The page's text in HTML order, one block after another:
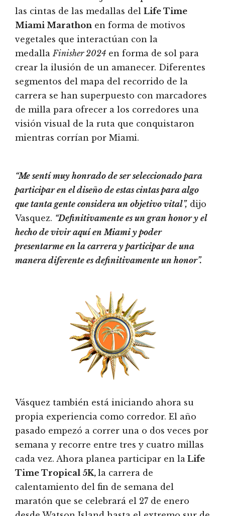
las cintas de las medallas del Life Time
Miami Marathon en forma de motivos
vegetales que interactúan con la
medallaFinisher 2024 en forma de sol para
crear la ilusión de un amanecer. Diferentes
segmentos del mapa del recorrido de la
carrera se han superpuesto con marcadores
de milla para ofrecer a los corredores una
visión visual de la ruta que conquistaron
mientras corrían por Miami.
“Me sentí muy honrado de ser seleccionado para
participar en el diseño de estas cintas para algo
que tanta gente considera un objetivo vital”, dijo
Vasquez. “Definitivamente es un gran honor y el
hecho de vivir aquí en Miami y poder
presentarme en la carrera y participar de una
manera diferente es definitivamente un honor”.
Vásquez también está iniciando ahora su
propia experiencia como corredor. El año
pasado empezó a correr una o dos veces por
semana y recorre entre tres y cuatro millas
cada vez. Ahora planea participar en la Life
Time Tropical 5K, la carrera de
calentamiento del fin de semana del
maratón que se celebrará el 27 de enero